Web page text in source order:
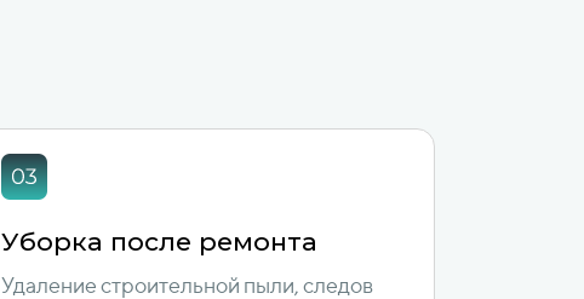
Уборка после ремонта
Удаление строительной пыли, следов